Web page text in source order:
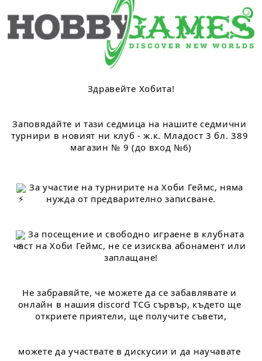
Здравейте Хобита!
Заповядайте и тази седмица на нашите седмични
турнири в новият ни клуб - ж.к. Младост 3 бл. 389
магазин № 9 (до вход №6)
За участие на турнирите на Хоби Геймс, няма
нужда от предварително записване.
За посещение и свободно играене в клубната
част на Хоби Геймс, не се изисква абонамент или
заплащане!
Не забравяйте, че можете да се забавлявате и
онлайн в нашия discord TCG сървър, където ще
откриете приятели, ще получите съвети,
можете да участвате в дискусии и да научавате